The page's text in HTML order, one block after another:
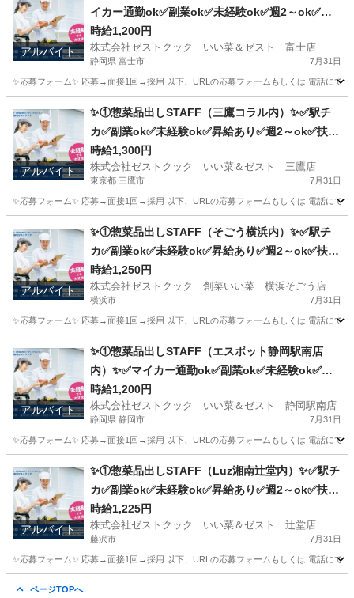
アルバイト
イカー通勤ok✅副業ok✅未経験ok✅週2～ok✅昇
給あり✅扶養内ok
時給1,200円
株式会社ゼストクック いい菜＆ゼスト 富士店
静岡県 富士市 7月31日
✨応募フォーム✨ 応募→面接1回→採用 以下、URLの応募フォームもしくは 電話にて
キッチン スタッフ
アルバイト
✨①惣菜品出しSTAFF（三鷹コラル内）✨✅駅チ
カ✅副業ok✅未経験ok✅昇給あり✅週2～ok✅扶養
内ok
時給1,300円
株式会社ゼストクック いい菜＆ゼスト 三鷹店
東京都 三鷹市 7月31日
✨応募フォーム✨ 応募→面接1回→採用 以下、URLの応募フォームもしくは 電話にて
キッチン スタッフ
アルバイト
✨①惣菜品出しSTAFF（そごう横浜内）✨✅駅チ
カ✅副業ok✅未経験ok✅昇給あり✅週2～ok✅扶養
内ok
時給1,250円
株式会社ゼストクック 創菜いい菜 横浜そごう店
横浜市 7月31日
✨応募フォーム✨ 応募→面接1回→採用 以下、URLの応募フォームもしくは 電話にて
キッチン
アルバイト
✨①惣菜品出しSTAFF（エスポット静岡駅南店
内）✨✅マイカー通勤ok✅副業ok✅未経験ok✅扶
養内ok✅週2～ok
時給1,200円
株式会社ゼストクック いい菜＆ゼスト 静岡駅南店
静岡県 静岡市 7月31日
✨応募フォーム✨ 応募→面接1回→採用 以下、URLの応募フォームもしくは 電話にて
キッチン スタッフ
アルバイト
✨①惣菜品出しSTAFF（Luz湘南辻堂内）✨✅駅チ
カ✅副業ok✅未経験ok✅昇給あり✅週2～ok✅扶養
内ok
時給1,225円
株式会社ゼストクック いい菜＆ゼスト 辻堂店
藤沢市 7月31日
✨応募フォーム✨ 応募→面接1回→採用 以下、URLの応募フォームもしくは 電話にて
ページTOPへ